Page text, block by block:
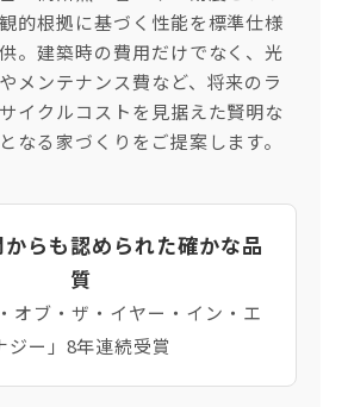
的根拠に基づく性能を標準仕様
。建築時の費用だけでなく、光
メンテナンス費など、将来のラ
イクルコストを見据えた賢明な
なる家づくりをご提案します。
らも認められた確かな品
質
オブ・ザ・イヤー・イン・エ
ジー」8年連続受賞